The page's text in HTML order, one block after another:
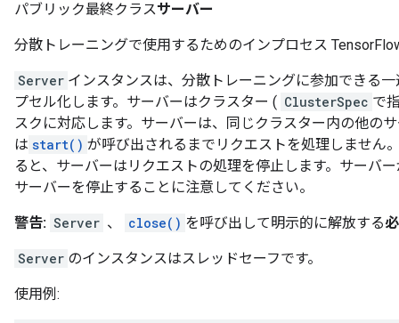
パブリック最終クラスサーバー
分散トレーニングで使用するためのインプロセス
Server インスタンスは、分散トレーニングに参加できる
プセル化します。サーバーはクラスター ( ClusterSpec で
スクに対応します。サーバーは、同じクラスター内の他の
は start() が呼び出されるまでリクエストを処理しません
ると、サーバーはリクエストの処理を停止します。サーバ
サーバーを停止することに注意してください。
警告: Server 、 close() を呼び出して明示的に解放する
Server のインスタンスはスレッドセーフです。
使用例: